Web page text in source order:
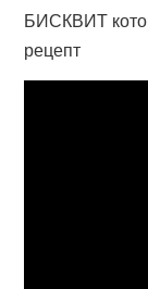
БИСКВИТ
рецепт